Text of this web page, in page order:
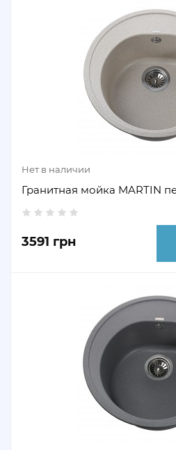
Нет в наличии
Гранитная мойка MARTIN
3591 грн